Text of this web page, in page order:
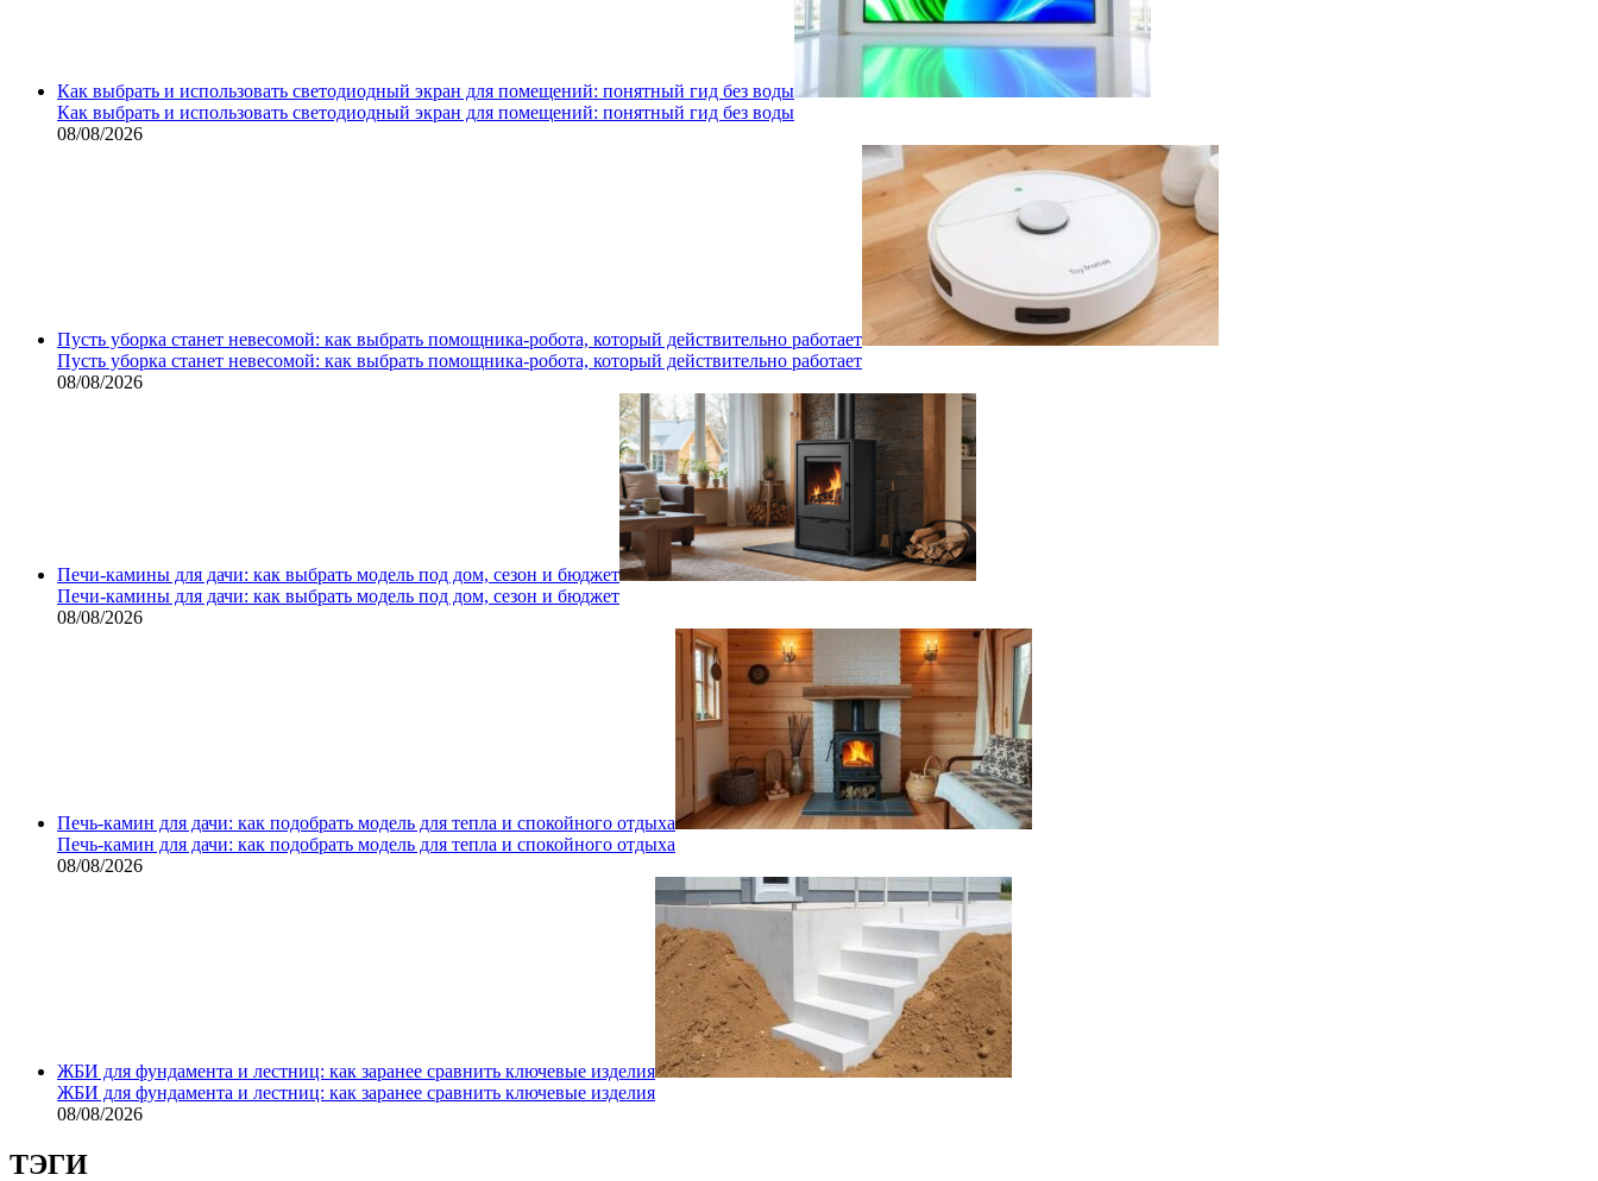
Как выбрать и использовать светодиодный экран для помещений: понятный гид без воды
Как выбрать и использовать светодиодный экран для помещений: понятный гид без воды
08/08/2026
Пусть уборка станет невесомой: как выбрать помощника‑робота, который действительно работает
Пусть уборка станет невесомой: как выбрать помощника‑робота, который действительно работает
08/08/2026
Печи-камины для дачи: как выбрать модель под дом, сезон и бюджет
Печи-камины для дачи: как выбрать модель под дом, сезон и бюджет
08/08/2026
Печь-камин для дачи: как подобрать модель для тепла и спокойного отдыха
Печь-камин для дачи: как подобрать модель для тепла и спокойного отдыха
08/08/2026
ЖБИ для фундамента и лестниц: как заранее сравнить ключевые изделия
ЖБИ для фундамента и лестниц: как заранее сравнить ключевые изделия
08/08/2026
ТЭГИ